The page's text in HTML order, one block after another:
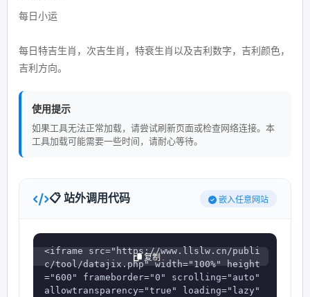
每日小运
每日特吉生肖，次吉生肖，特衰生肖以及吉利数字，吉利颜色，
吉利方向。
使用提示
如果工具无法正常加载，请尝试刷新页面或检查网络连接。本
工具加载可能需要一些时间，请耐心等待。
📋 站外调用代码 嵌入任意网站
<iframe src="https://www.llslw.cn/publi
c/tool/datajix.php" width="100%" height
="600" frameborder="0" scrolling="auto"
allowtransparency="true" loading="lazy"
复制